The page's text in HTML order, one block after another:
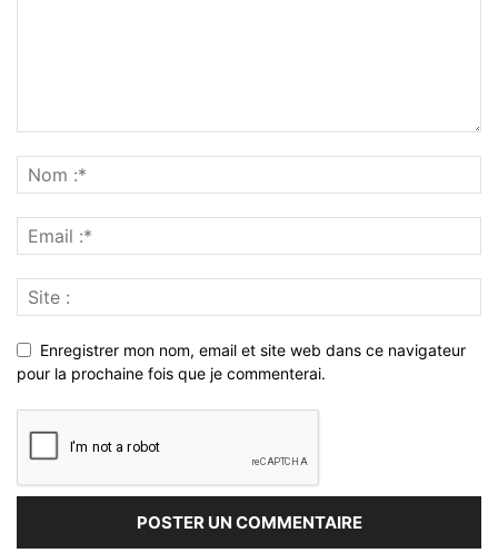
Enregistrer mon nom, email et site web dans ce navigateur
pour la prochaine fois que je commenterai.